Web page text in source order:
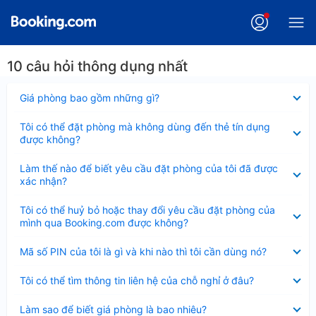
10 câu hỏi thông dụng nhất
Giá phòng bao gồm những gì?
thu
Tôi có thể đặt phòng mà không dùng đến thẻ tín dụng
được không?
thu
gọn
Làm thế nào để biết yêu cầu đặt phòng của tôi đã được
xác nhận?
thu
gọn
Tôi có thể huỷ bỏ hoặc thay đổi yêu cầu đặt phòng của
mình qua Booking.com được không?
thu
gọn
Mã số PIN của tôi là gì và khi nào thì tôi cần dùng nó?
thu
Tôi có thể tìm thông tin liên hệ của chỗ nghỉ ở đâu?
thu
Làm sao để biết giá phòng là bao nhiêu?
thu